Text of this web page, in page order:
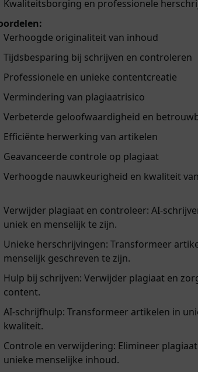
Kwaliteitsborging en professionele
Verhoogde originaliteit van inhoud
Tijdsbesparing bij schrijven en controleren
Professionele en unieke contentcreatie
Vermindering van plagiaatrisico
Verbeterde geloofwaardigheid en
Efficiënte herwerking van artikelen
Geavanceerde controle op plagiaat
Verhoogde nauwkeurigheid en kwaliteit
Verwijder plagiaat en controleer: AI-
uniek en menselijk te zijn.
Unieke herschrijvingen: Transformeer
menselijk geschreven te zijn.
Hulp bij schrijven: Verwijder plagiaat en
content.
AI-schrijfhulp: Transformeer artikelen in
kwaliteit.
Controle en verwijdering: Elimineer
unieke menselijke inhoud.